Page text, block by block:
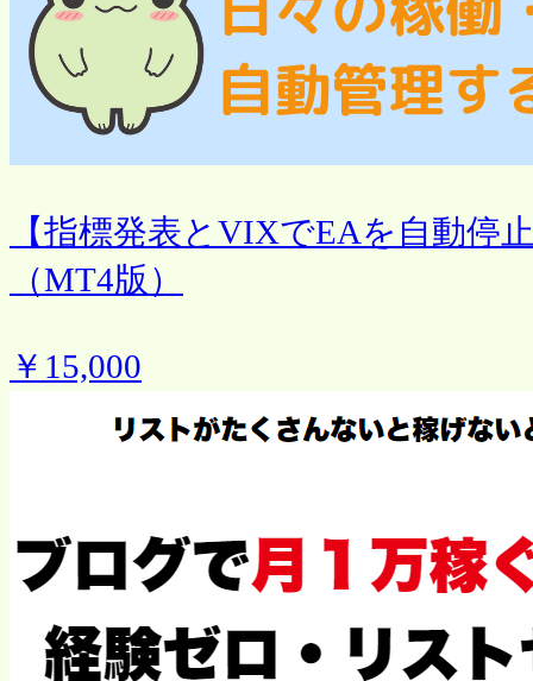
【指標発表とVIXでEAを自動停
（MT4版）
￥15,000